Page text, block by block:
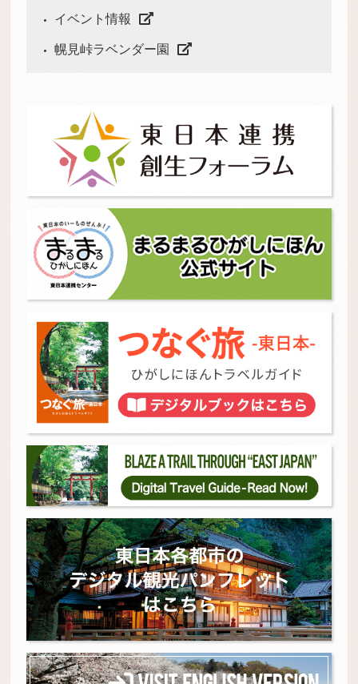
イベント情報
幌見峠ラベンダー園